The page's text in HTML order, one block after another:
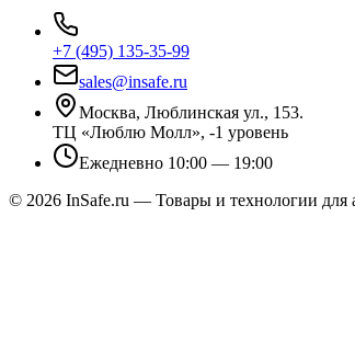
+7 (495) 135-35-99
sales@insafe.ru
Москва, Люблинская ул., 153.
ТЦ «Люблю Молл», -1 уровень
Ежедневно 10:00 — 19:00
© 2026 InSafe.ru — Товары и технологии для